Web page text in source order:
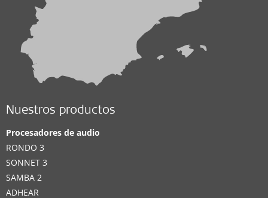
Nuestros productos
Procesadores de audio
RONDO 3
SONNET 3
SAMBA 2
ADHEAR